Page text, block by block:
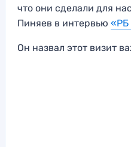
что они сделали для
Пиняев в интервью «РБ
Он назвал этот визит